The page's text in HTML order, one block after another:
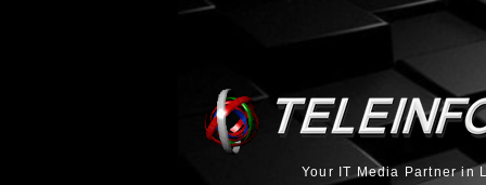
Your IT Media Partner in